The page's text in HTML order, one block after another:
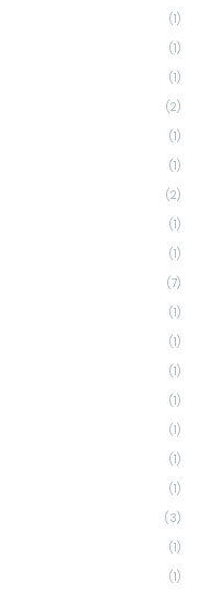
(1)
(1)
(1)
(2)
(1)
(1)
(2)
(1)
(1)
(7)
(1)
(1)
(1)
(1)
(1)
(1)
(1)
(3)
(1)
(1)